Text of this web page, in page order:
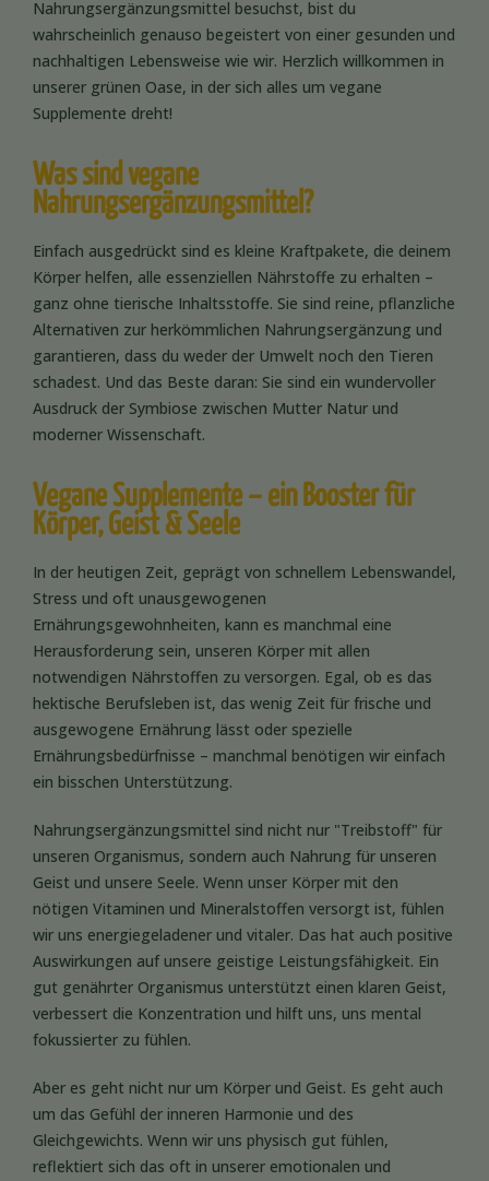
Nahrungsergänzungsmittel besuchst, bist du
wahrscheinlich genauso begeistert von einer gesunden und
nachhaltigen Lebensweise wie wir. Herzlich willkommen in
unserer grünen Oase, in der sich alles um vegane
Supplemente dreht!
Was sind vegane
Nahrungsergänzungsmittel?
Einfach ausgedrückt sind es kleine Kraftpakete, die deinem
Körper helfen, alle essenziellen Nährstoffe zu erhalten –
ganz ohne tierische Inhaltsstoffe. Sie sind reine, pflanzliche
Alternativen zur herkömmlichen Nahrungsergänzung und
garantieren, dass du weder der Umwelt noch den Tieren
schadest. Und das Beste daran: Sie sind ein wundervoller
Ausdruck der Symbiose zwischen Mutter Natur und
moderner Wissenschaft.
Vegane Supplemente – ein Booster für
Körper, Geist & Seele
In der heutigen Zeit, geprägt von schnellem Lebenswandel,
Stress und oft unausgewogenen
Ernährungsgewohnheiten, kann es manchmal eine
Herausforderung sein, unseren Körper mit allen
notwendigen Nährstoffen zu versorgen. Egal, ob es das
hektische Berufsleben ist, das wenig Zeit für frische und
ausgewogene Ernährung lässt oder spezielle
Ernährungsbedürfnisse – manchmal benötigen wir einfach
ein bisschen Unterstützung.
Nahrungsergänzungsmittel sind nicht nur "Treibstoff" für
unseren Organismus, sondern auch Nahrung für unseren
Geist und unsere Seele. Wenn unser Körper mit den
nötigen Vitaminen und Mineralstoffen versorgt ist, fühlen
wir uns energiegeladener und vitaler. Das hat auch positive
Auswirkungen auf unsere geistige Leistungsfähigkeit. Ein
gut genährter Organismus unterstützt einen klaren Geist,
verbessert die Konzentration und hilft uns, uns mental
fokussierter zu fühlen.
Aber es geht nicht nur um Körper und Geist. Es geht auch
um das Gefühl der inneren Harmonie und des
Gleichgewichts. Wenn wir uns physisch gut fühlen,
reflektiert sich das oft in unserer emotionalen und